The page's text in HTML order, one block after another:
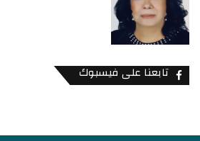
تابعنا على فيسبوك